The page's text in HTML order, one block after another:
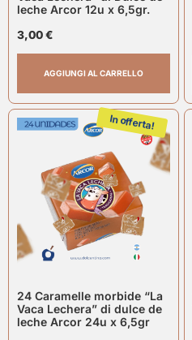
leche Arcor 12u x 6,5gr.
3,00€
AGGIUNGI AL CARRELLO
In offerta!
24 Caramelle morbide “La
Vaca Lechera” di dulce de
leche Arcor 24u x 6,5gr